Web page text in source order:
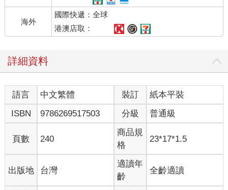
海外
國際快遞：全球
港澳店取：
詳細資料
語言 中文繁體 裝訂
紙本平裝
ISBN
9786269517503 分級 普通級
頁數 240
商品規
格
23*17*1.5
出版地 台灣
適讀年
齡
全齡適讀